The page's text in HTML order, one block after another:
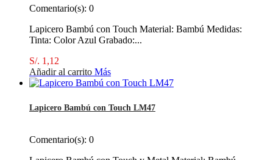
Comentario(s): 0
Lapicero Bambú con Touch Material: Bambú Medidas:
Tinta: Color Azul Grabado:...
S/. 1,12
Añadir al carrito Más
Lapicero Bambú con Touch LM47
Comentario(s): 0